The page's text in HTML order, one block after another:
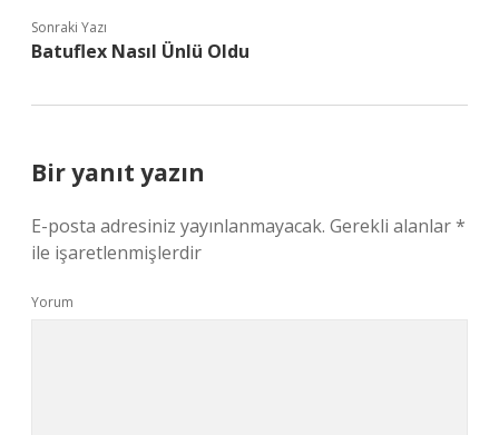
Sonraki Yazı
Batuflex Nasıl Ünlü Oldu
Bir yanıt yazın
E-posta adresiniz yayınlanmayacak. Gerekli alanlar*
ile işaretlenmişlerdir
Yorum